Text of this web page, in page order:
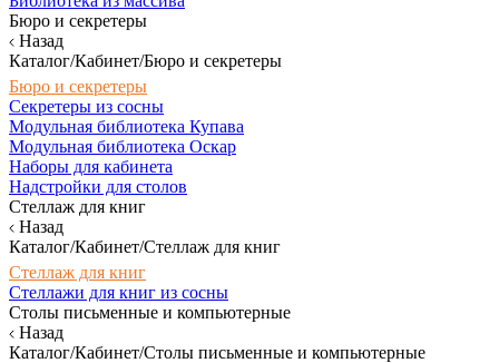
Бюро и секретеры
Назад
Каталог/Кабинет/Бюро и секретеры
Бюро и секретеры
Секретеры из сосны
Модульная библиотека Купава
Модульная библиотека Оскар
Наборы для кабинета
Надстройки для столов
Стеллаж для книг
Назад
Каталог/Кабинет/Стеллаж для книг
Стеллаж для книг
Стеллажи для книг из сосны
Столы письменные и компьютерные
Назад
Каталог/Кабинет/Столы письменные и компьютерные